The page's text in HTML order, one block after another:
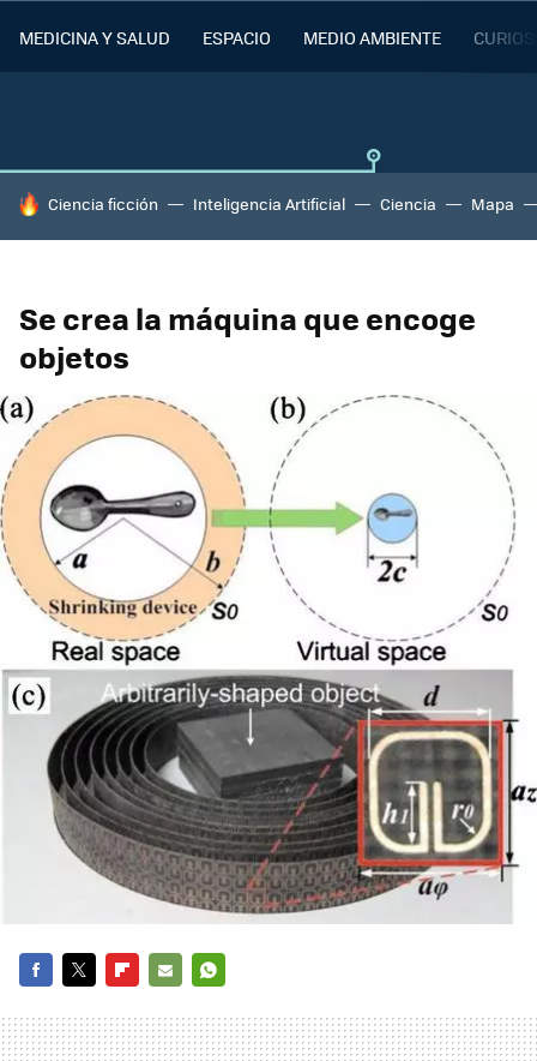
MEDICINA Y SALUD ESPACIO MEDIO AMBIENTE
HOY SE HABLA DE
Ciencia ficción Inteligencia Artificial Ciencia Mapa
Se crea la máquina que encoge
objetos
MAIL